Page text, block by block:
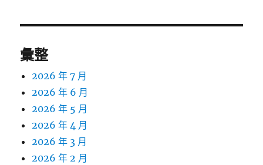
彙整
2026 年 7 月
2026 年 6 月
2026 年 5 月
2026 年 4 月
2026 年 3 月
2026 年 2 月